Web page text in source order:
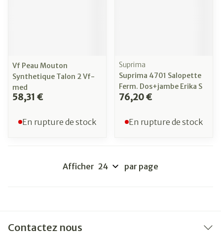
Vf Peau Mouton
Synthetique Talon 2 Vf-
med
58,31 €
En rupture de stock
Suprima
Suprima 4701 Salopette
Ferm. Dos+jambe Erika S
76,20 €
En rupture de stock
Afficher par page
Contactez nous